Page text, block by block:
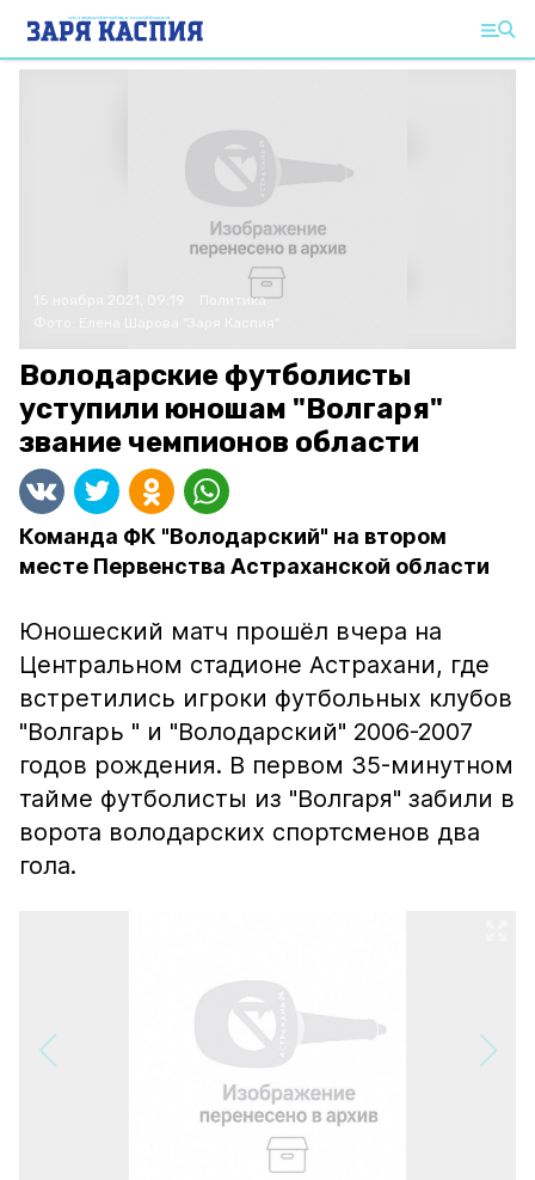
15 ноября 2021, 09:19
Политика
Володарские футболисты
уступили юношам "Волгаря"
звание чемпионов области
Команда ФК "Володарский" на втором
месте Первенства Астраханской области
Юношеский матч прошёл вчера на
Центральном стадионе Астрахани, где
встретились ​игроки​ футбольных клубов
"Волгарь " и "Володарский" 2006-2007
годов рождения. В первом 35-минутном
тайме футболисты из "Волгаря" забили в
ворота володарских спортсменов два
гола.